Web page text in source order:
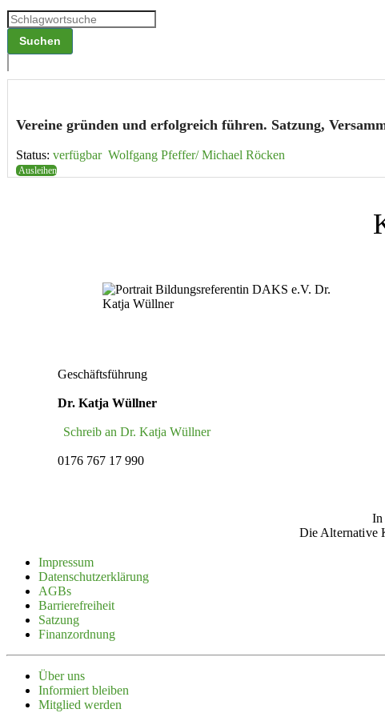
Vereine gründen und erfolg­reich führen. Satzung,
Status: verfügbar Wolfgang Pfeffer/ Michael Röcken
Ausleihen
Geschäftsführung
Dr. Katja Wüllner
Schreib an Dr. Katja Wüllner
0176 767 17 990
Die Alternative
In
Impressum
Daten­schutz­er­klärung
AGBs
Barrie­re­freiheit
Satzung
Finanz­ordnung
Über uns
Infor­miert bleiben
Mitglied werden